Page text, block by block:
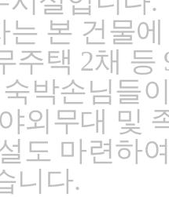
는 본 건물
주택 2채 등
박손님들
야외무대 및
도 마련하
니다.